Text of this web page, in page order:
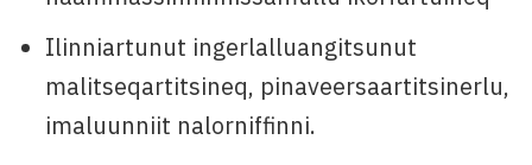
Ilinniartunut ingerlalluangitsunut
malitseqartitsineq, pinaveersaartitsinerlu,
imaluunniit nalorniffinni.